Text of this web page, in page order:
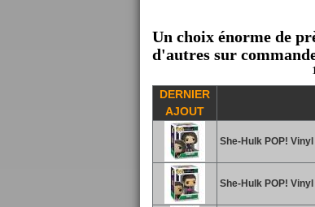
Un choix énorme de
d'autres sur
DERNIER
AJOUT
She-Hulk POP!
She-Hulk POP!